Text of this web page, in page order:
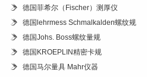
德国菲希尔（Fischer）测厚仪
德国lehrmess Schmalkalden螺纹规
德国Johs. Boss螺纹量规
德国KROEPLIN精密卡规
德国马尔量具 Mahr仪器